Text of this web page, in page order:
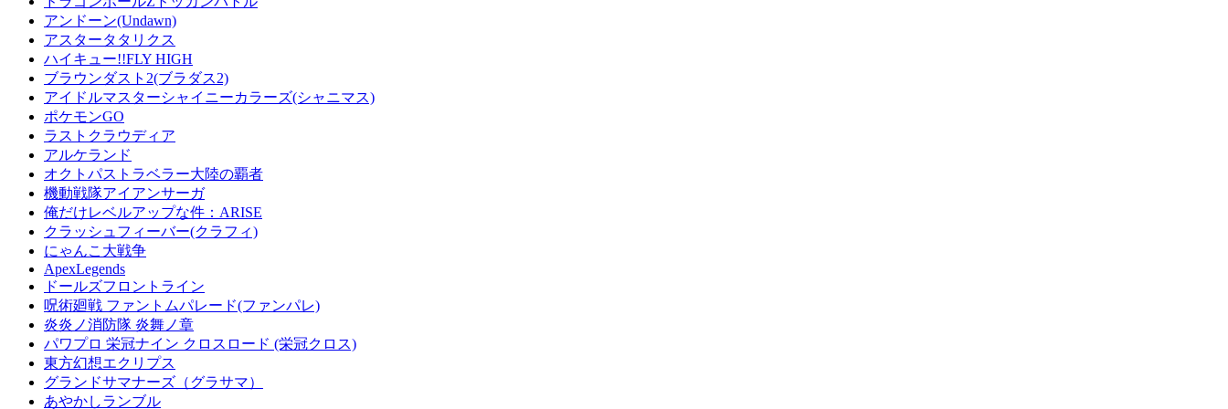
アンドーン(Undawn)
アスタータタリクス
ハイキュー!!FLY HIGH
ブラウンダスト2(ブラダス2)
アイドルマスターシャイニーカラーズ(シャニマス)
ポケモンGO
ラストクラウディア
アルケランド
オクトパストラベラー大陸の覇者
機動戦隊アイアンサーガ
俺だけレベルアップな件：ARISE
クラッシュフィーバー(クラフィ)
にゃんこ大戦争
ApexLegends
ドールズフロントライン
呪術廻戦 ファントムパレード(ファンパレ)
炎炎ノ消防隊 炎舞ノ章
パワプロ 栄冠ナイン クロスロード (栄冠クロス)
東方幻想エクリプス
グランドサマナーズ（グラサマ）
あやかしランブル